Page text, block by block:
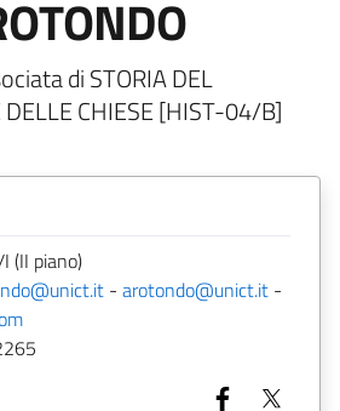
di STORIA DEL
DELLE CHIESE [HIST-04/B]
(II piano)
- arotondo@unict.it -